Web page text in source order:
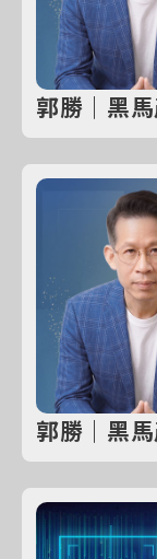
郭勝｜黑馬
郭勝｜黑馬